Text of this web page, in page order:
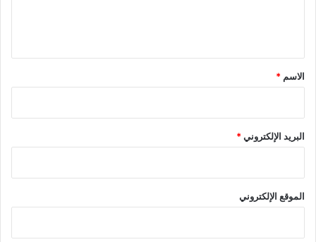
*
الاسم *
البريد الإلكتروني*
الموقع الإلكتروني